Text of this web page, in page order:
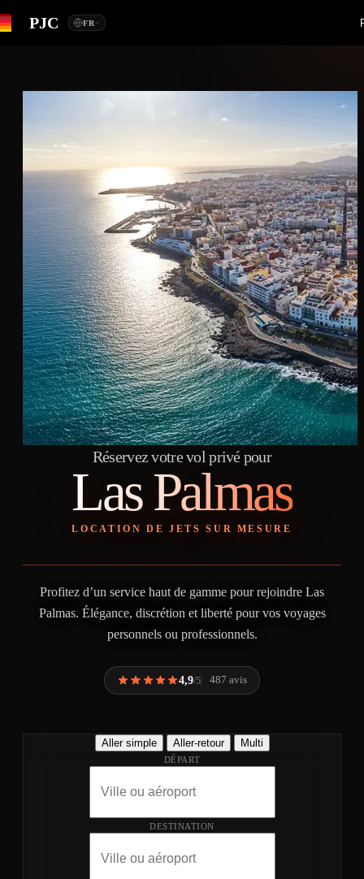
PJC FR
Réservez votre vol privé pour
Las Palmas
LOCATION DE JETS SUR MESURE
Profitez d’un service haut de gamme pour rejoindre Las
Palmas. Élégance, discrétion et liberté pour vos voyages
personnels ou professionnels.
4,9/5 487 avis
Aller simple Aller-retour Multi
DÉPART
DESTINATION